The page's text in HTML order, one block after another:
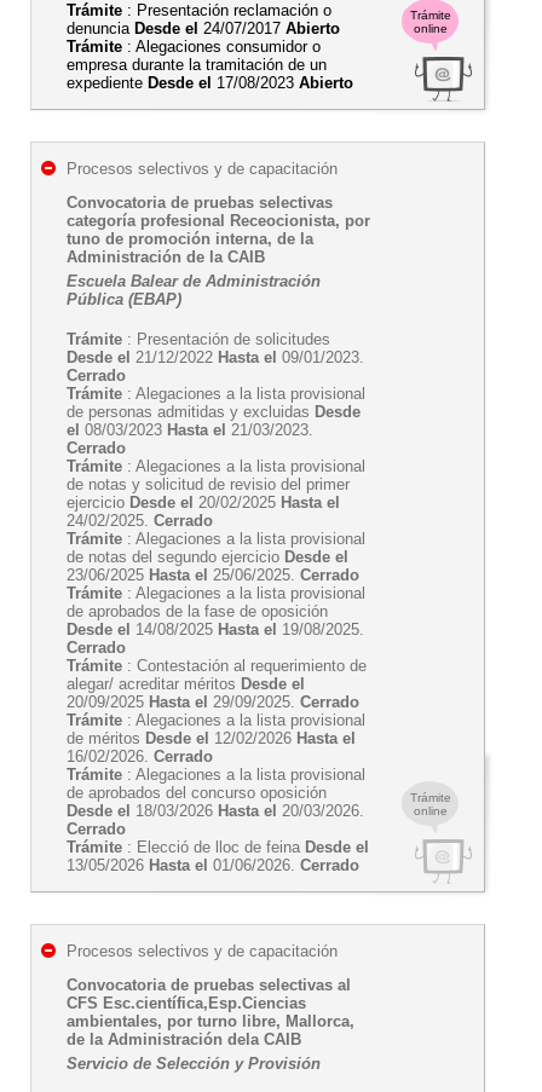
Trámite
online
Trámite : Presentación reclamación o
denuncia Desde el 24/07/2017 Abierto
Trámite : Alegaciones consumidor o
empresa durante la tramitación de un
expediente Desde el 17/08/2023 Abierto
Trámite
online
Procesos selectivos y de capacitación
Convocatoria de pruebas selectivas
categoría profesional Receocionista, por
tuno de promoción interna, de la
Administración de la CAIB
Escuela Balear de Administración
Pública (EBAP)
Trámite : Presentación de solicitudes
Desde el 21/12/2022 Hasta el 09/01/2023.
Cerrado
Trámite : Alegaciones a la lista provisional
de personas admitidas y excluidas Desde
el 08/03/2023 Hasta el 21/03/2023.
Cerrado
Trámite : Alegaciones a la lista provisional
de notas y solicitud de revisio del primer
ejercicio Desde el 20/02/2025 Hasta el
24/02/2025. Cerrado
Trámite : Alegaciones a la lista provisional
de notas del segundo ejercicio Desde el
23/06/2025 Hasta el 25/06/2025. Cerrado
Trámite : Alegaciones a la lista provisional
de aprobados de la fase de oposición
Desde el 14/08/2025 Hasta el 19/08/2025.
Cerrado
Trámite : Contestación al requerimiento de
alegar/ acreditar méritos Desde el
20/09/2025 Hasta el 29/09/2025. Cerrado
Trámite : Alegaciones a la lista provisional
de méritos Desde el 12/02/2026 Hasta el
16/02/2026. Cerrado
Trámite : Alegaciones a la lista provisional
de aprobados del concurso oposición
Desde el 18/03/2026 Hasta el 20/03/2026.
Cerrado
Trámite : Elecció de lloc de feina Desde el
13/05/2026 Hasta el 01/06/2026. Cerrado
Procesos selectivos y de capacitación
Convocatoria de pruebas selectivas al
CFS Esc.científica,Esp.Ciencias
ambientales, por turno libre, Mallorca,
de la Administración dela CAIB
Servicio de Selección y Provisión